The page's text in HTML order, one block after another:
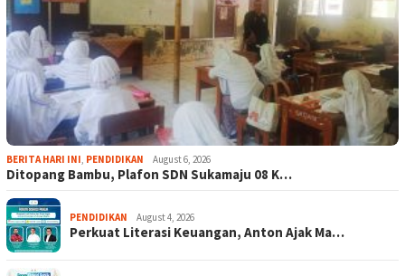
BERITA HARI INI, PENDIDIKAN August 6, 2026
Ditopang Bambu, Plafon SDN Sukamaju 08 K…
PENDIDIKAN August 4, 2026
Perkuat Literasi Keuangan, Anton Ajak Ma…